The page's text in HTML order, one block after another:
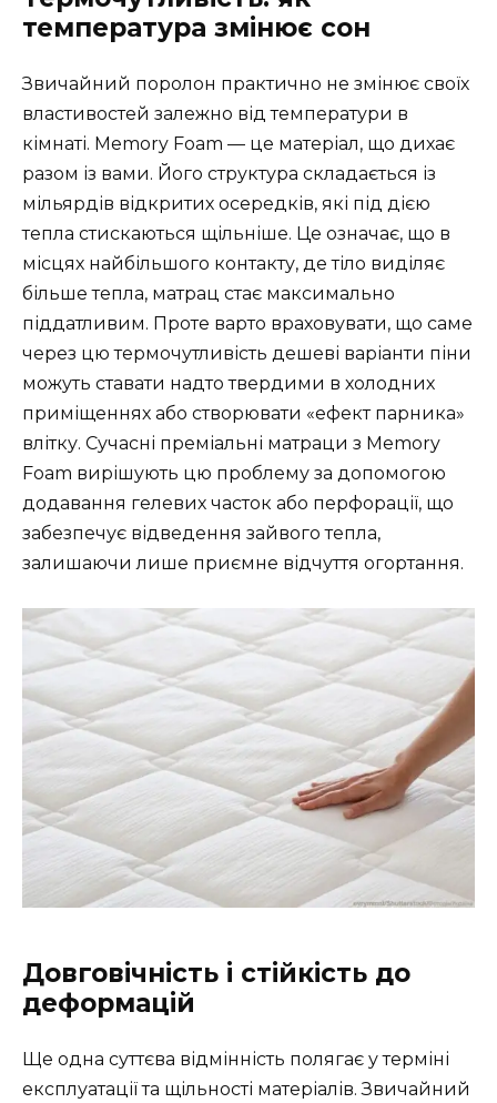
температура змінює сон
Звичайний поролон практично не змінює своїх
властивостей залежно від температури в
кімнаті. Memory Foam — це матеріал, що дихає
разом із вами. Його структура складається із
мільярдів відкритих осередків, які під дією
тепла стискаються щільніше. Це означає, що в
місцях найбільшого контакту, де тіло виділяє
більше тепла, матрац стає максимально
піддатливим. Проте варто враховувати, що саме
через цю термочутливість дешеві варіанти піни
можуть ставати надто твердими в холодних
приміщеннях або створювати «ефект парника»
влітку. Сучасні преміальні матраци з Memory
Foam вирішують цю проблему за допомогою
додавання гелевих часток або перфорації, що
забезпечує відведення зайвого тепла,
залишаючи лише приємне відчуття огортання.
Довговічність і стійкість до
деформацій
Ще одна суттєва відмінність полягає у терміні
експлуатації та щільності матеріалів. Звичайний